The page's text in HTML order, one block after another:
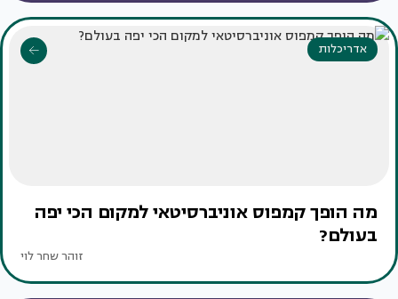
אדריכלות
מה הופך קמפוס אוניברסיטאי למקום הכי יפה
בעולם?
זוהר שחר לוי